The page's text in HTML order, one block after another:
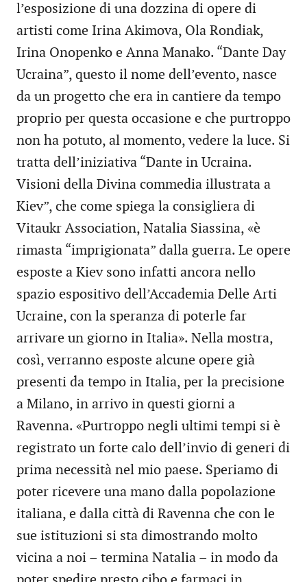
l’esposizione di una dozzina di opere di
artisti come Irina Akimova, Ola Rondiak,
Irina Onopenko e Anna Manako. “Dante Day
Ucraina”, questo il nome dell’evento, nasce
da un progetto che era in cantiere da tempo
proprio per questa occasione e che purtroppo
non ha potuto, al momento, vedere la luce. Si
tratta dell’iniziativa “Dante in Ucraina.
Visioni della Divina commedia illustrata a
Kiev”, che come spiega la consigliera di
Vitaukr Association, Natalia Siassina, «è
rimasta “imprigionata” dalla guerra. Le opere
esposte a Kiev sono infatti ancora nello
spazio espositivo dell’Accademia Delle Arti
Ucraine, con la speranza di poterle far
arrivare un giorno in Italia». Nella mostra,
così, verranno esposte alcune opere già
presenti da tempo in Italia, per la precisione
a Milano, in arrivo in questi giorni a
Ravenna. «Purtroppo negli ultimi tempi si è
registrato un forte calo dell’invio di generi di
prima necessità nel mio paese. Speriamo di
poter ricevere una mano dalla popolazione
italiana, e dalla città di Ravenna che con le
sue istituzioni si sta dimostrando molto
vicina a noi – termina Natalia – in modo da